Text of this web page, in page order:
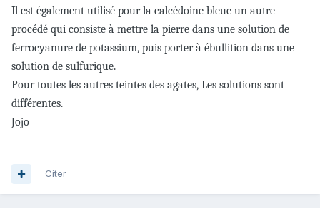
Il est également utilisé pour la calcédoine bleue un autre
procédé qui consiste à mettre la pierre dans une solution de
ferrocyanure de potassium, puis porter à ébullition dans une
solution de sulfurique.
Pour toutes les autres teintes des agates, Les solutions sont
différentes.
Jojo
Citer